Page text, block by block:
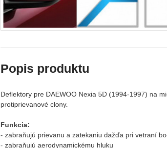
Popis produktu
Deflektory pre DAEWOO Nexia 5D (1994-1997) na
protiprievanové clony.
Funkcia:
- zabraňujú prievanu a zatekaniu dažďa pri vetraní
- zabraňujú aerodynamickému hluku